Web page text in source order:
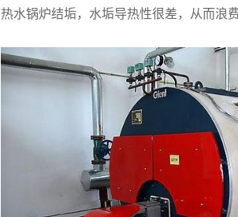
热水锅炉结垢，水垢导热性很差，从而浪